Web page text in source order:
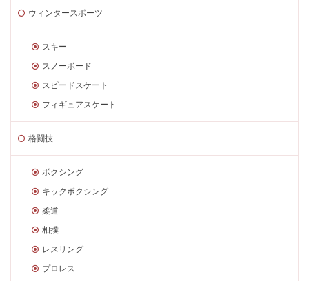
ウィンタースポーツ
スキー
スノーボード
スピードスケート
フィギュアスケート
格闘技
ボクシング
キックボクシング
柔道
相撲
レスリング
プロレス